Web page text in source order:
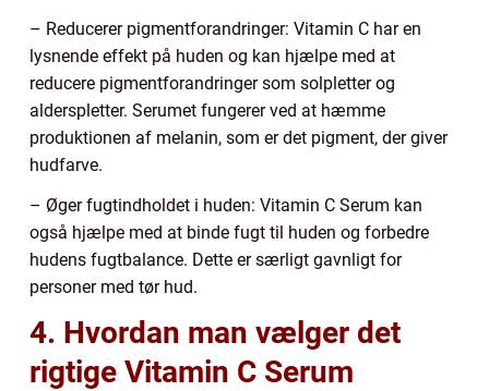
– Reducerer pigmentforandringer: Vitamin C har en
lysnende effekt på huden og kan hjælpe med at
reducere pigmentforandringer som solpletter og
alderspletter. Serumet fungerer ved at hæmme
produktionen af melanin, som er det pigment, der giver
hudfarve.
– Øger fugtindholdet i huden: Vitamin C Serum kan
også hjælpe med at binde fugt til huden og forbedre
hudens fugtbalance. Dette er særligt gavnligt for
personer med tør hud.
4. Hvordan man vælger det
rigtige Vitamin C Serum